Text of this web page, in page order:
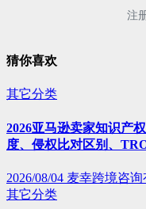
注
猜你喜欢
其它分类
2026亚马逊卖家知识产
度、侵权比对区别、
2026/08/04 麦幸跨境咨
其它分类